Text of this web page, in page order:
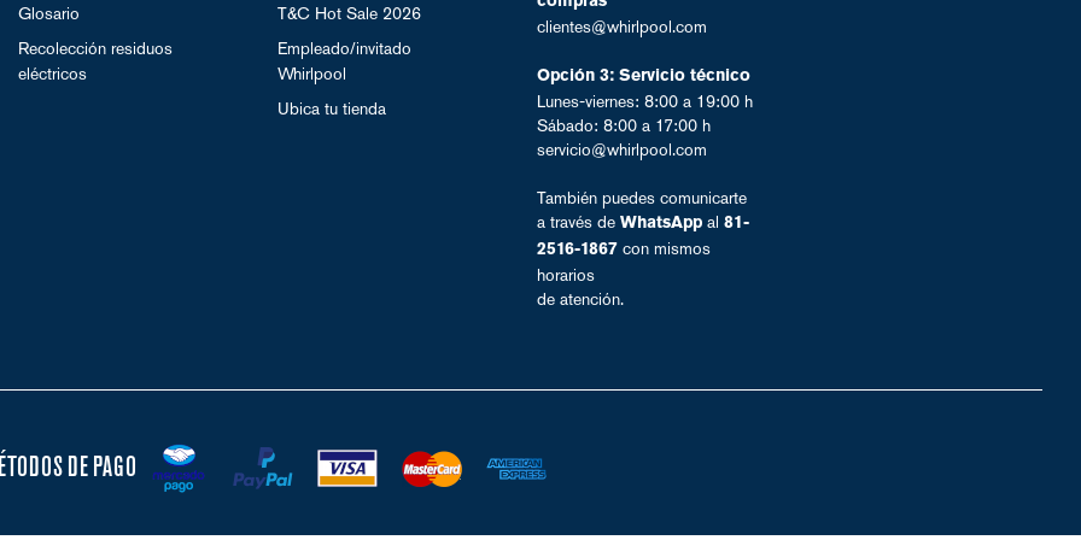
Glosario
Recolección residuos
eléctricos
T&C Hot Sale 2026
Empleado/invitado
Whirlpool
Ubica tu tienda
clientes@whirlpool.com
Opción 3: Servicio técnico
Lunes-viernes: 8:00 a 19:00 h
Sábado: 8:00 a 17:00 h
servicio@whirlpool.com
También puedes comunicarte
a través de WhatsAppal 81-
2516-1867con mismos
horarios
de atención.
DE PAGO